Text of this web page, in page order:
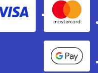
Mastercard
Visa
Google Pay